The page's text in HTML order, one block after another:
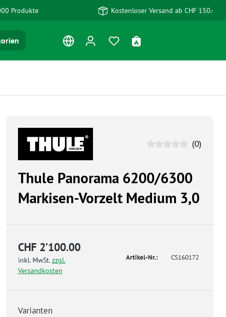
Produkte Kostenloser Versand ab CHF 150.-
Du hast 0 Produkte auf dem
(0)
Thule Panorama 6200/6300
Markisen-Vorzelt Medium 3,0
CHF 2’100.00
inkl. MwSt.zzgl.
Versandkosten
Artikel-Nr.: CS160172
Varianten